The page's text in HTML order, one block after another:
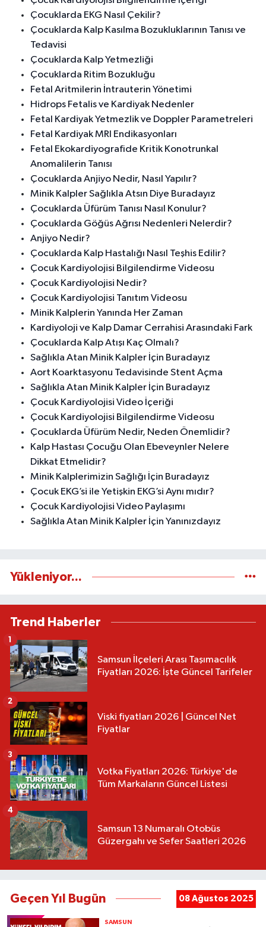
Çocuklarda EKG Nasıl Çekilir?
Çocuklarda Kalp Kasılma Bozukluklarının Tanısı ve
Tedavisi
Çocuklarda Kalp Yetmezliği
Çocuklarda Ritim Bozukluğu
Fetal Aritmilerin İntrauterin Yönetimi
Hidrops Fetalis ve Kardiyak Nedenler
Fetal Kardiyak Yetmezlik ve Doppler Parametreleri
Fetal Kardiyak MRI Endikasyonları
Fetal Ekokardiyografide Kritik Konotrunkal
Anomalilerin Tanısı
Çocuklarda Anjiyo Nedir, Nasıl Yapılır?
Minik Kalpler Sağlıkla Atsın Diye Buradayız
Çocuklarda Üfürüm Tanısı Nasıl Konulur?
Çocuklarda Göğüs Ağrısı Nedenleri Nelerdir?
Anjiyo Nedir?
Çocuklarda Kalp Hastalığı Nasıl Teşhis Edilir?
Çocuk Kardiyolojisi Bilgilendirme Videosu
Çocuk Kardiyolojisi Nedir?
Çocuk Kardiyolojisi Tanıtım Videosu
Minik Kalplerin Yanında Her Zaman
Kardiyoloji ve Kalp Damar Cerrahisi Arasındaki Fark
Çocuklarda Kalp Atışı Kaç Olmalı?
Sağlıkla Atan Minik Kalpler İçin Buradayız
Aort Koarktasyonu Tedavisinde Stent Açma
Sağlıkla Atan Minik Kalpler İçin Buradayız
Çocuk Kardiyolojisi Video İçeriği
Çocuk Kardiyolojisi Bilgilendirme Videosu
Çocuklarda Üfürüm Nedir, Neden Önemlidir?
Kalp Hastası Çocuğu Olan Ebeveynler Nelere
Dikkat Etmelidir?
Minik Kalplerimizin Sağlığı İçin Buradayız
Çocuk EKG’si ile Yetişkin EKG’si Aynı mıdır?
Çocuk Kardiyolojisi Video Paylaşımı
Sağlıkla Atan Minik Kalpler İçin Yanınızdayız
Yükleniyor...
Trend Haberler
Samsun İlçeleri Arası Taşımacılık
Fiyatları 2026: İşte Güncel Tarifeler
1
Viski fiyatları 2026 | Güncel Net
Fiyatlar
2
Votka Fiyatları 2026: Türkiye'de
Tüm Markaların Güncel Listesi
3
Samsun 13 Numaralı Otobüs
Güzergahı ve Sefer Saatleri 2026
4
Geçen Yıl Bugün 08 Ağustos 2025
SAMSUN